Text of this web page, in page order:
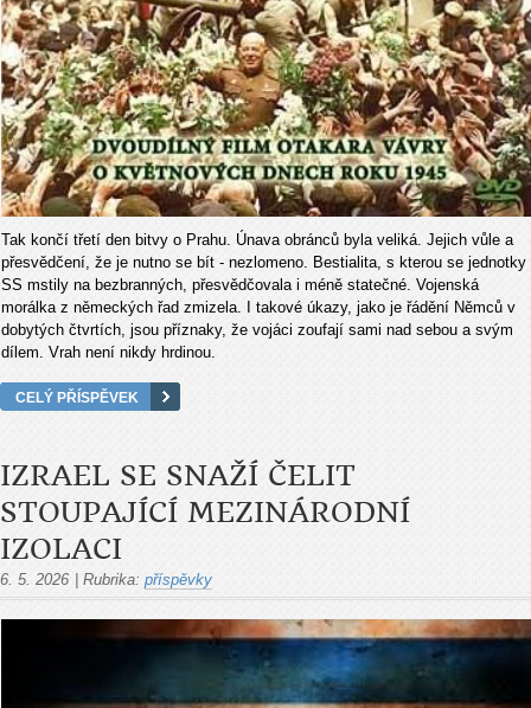
Tak končí třetí den bitvy o Prahu. Únava obránců byla veliká. Jejich vůle a
přesvědčení, že je nutno se bít - nezlomeno. Bestialita, s kterou se jednotky
SS mstily na bezbranných, přesvědčovala i méně statečné. Vojenská
morálka z německých řad zmizela. I takové úkazy, jako je řádění Němců v
dobytých čtvrtích, jsou příznaky, že vojáci zoufají sami nad sebou a svým
dílem. Vrah není nikdy hrdinou.
CELÝ PŘÍSPĚVEK
IZRAEL SE SNAŽÍ ČELIT
STOUPAJÍCÍ MEZINÁRODNÍ
IZOLACI
6. 5. 2026 Rubrika: příspěvky